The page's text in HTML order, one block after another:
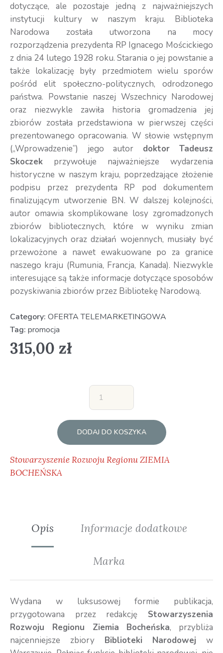
dotyczące, ale pozostaje jedną z najważniejszych
instytucji kultury w naszym kraju. Biblioteka
Narodowa została utworzona na mocy
rozporządzenia prezydenta RP Ignacego Mościckiego
z dnia 24 lutego 1928 roku. Starania o jej powstanie a
także lokalizację były przedmiotem wielu sporów
pośród elit społeczno-politycznych, odrodzonego
państwa. Powstanie naszej Wszechnicy Narodowej
oraz niezwykle zawiła historia gromadzenia jej
zbiorów została przedstawiona w pierwszej części
prezentowanego opracowania. W słowie wstępnym
(„Wprowadzenie”) jego autor doktor Tadeusz
Skoczek przywołuje najważniejsze wydarzenia
historyczne w naszym kraju, poprzedzające złożenie
podpisu przez prezydenta RP pod dokumentem
finalizującym utworzenie BN. W dalszej kolejności,
autor omawia skomplikowane losy zgromadzonych
zbiorów bibliotecznych, które w wyniku zmian
lokalizacyjnych oraz działań wojennych, musiały być
przewożone a nawet ewakuowane po za granice
naszego kraju (Rumunia, Francja, Kanada). Niezwykle
interesujące są także informacje dotyczące sposobów
pozyskiwania zbiorów przez Bibliotekę Narodową.
Category: OFERTA TELEMARKETINGOWA
Tag: promocja
315,00 zł
DODAJ DO KOSZYKA
Stowarzyszenie Rozwoju Regionu ZIEMIA
BOCHEŃSKA
Opis Informacje dodatkowe
Marka
Wydana w luksusowej formie publikacja,
przygotowana przez redakcję Stowarzyszenia
Rozwoju Regionu Ziemia Bocheńska, przybliża
najcenniejsze zbiory Biblioteki Narodowej w